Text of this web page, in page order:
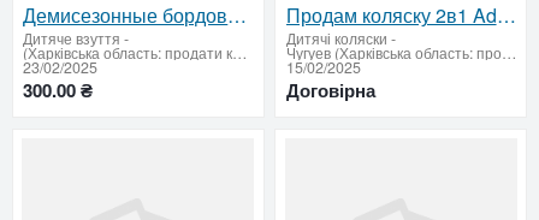
Демисезонные бордовые ботинки для девочки, р. 34 – отличное состояние!
Дитяче взуття -
(Харківська область: продати купити)
23/02/2025
300.00 ₴
Продам коляску 2в1 Adamex: комфорт для вашего малыша
Дитячі коляски -
Чугуев (Харківська область: продати купити)
15/02/2025
Договірна